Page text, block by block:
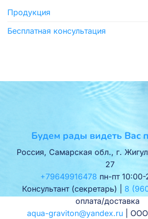
Продукция
Бесплатная консультация
Будем рады видеть Вас
Россия, Самарская обл., г.
27
+79649916478 пн-пт
Консультант (секретарь) | 8
оплата/доставка
aqua-graviton@yandex.ru |